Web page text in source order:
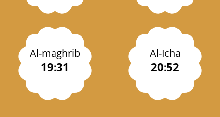
Al-maghrib
19:31
Al-Icha
20:52